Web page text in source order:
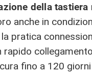
della tastiera
anche in
pratica
rapido
fino a 120